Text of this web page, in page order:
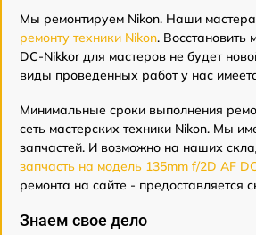
Мы ремонтируем Nikon. Наши
ремонту техники Nikon. Восстановить
DC-Nikkor для мастеров не будет
виды проведенных работ у нас
Минимальные сроки выполнения
сеть мастерских техники Nikon. Мы
запчастей. И возможно на наших
запчасть на модель 135mm f/2D AF
ремонта на сайте - предоставляется
Знаем свое дело